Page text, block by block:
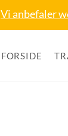
Vi anbefaler
FORSIDE